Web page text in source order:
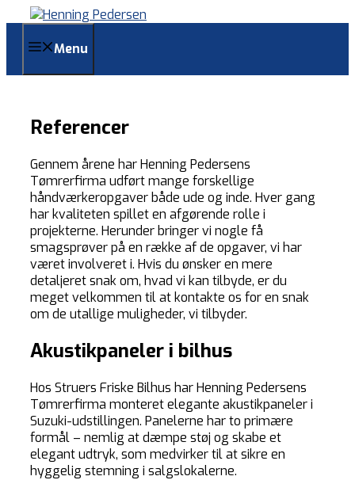
content Menu
Referencer
Gennem årene har Henning Pedersens
Tømrerfirma udført mange forskellige
håndværkeropgaver både ude og inde. Hver gang
har kvaliteten spillet en afgørende rolle i
projekterne. Herunder bringer vi nogle få
smagsprøver på en række af de opgaver, vi har
været involveret i. Hvis du ønsker en mere
detaljeret snak om, hvad vi kan tilbyde, er du
meget velkommen til at kontakte os for en snak
om de utallige muligheder, vi tilbyder.
Akustikpaneler i bilhus
Hos Struers Friske Bilhus har Henning Pedersens
Tømrerfirma monteret elegante akustikpaneler i
Suzuki-udstillingen. Panelerne har to primære
formål – nemlig at dæmpe støj og skabe et
elegant udtryk, som medvirker til at sikre en
hyggelig stemning i salgslokalerne.